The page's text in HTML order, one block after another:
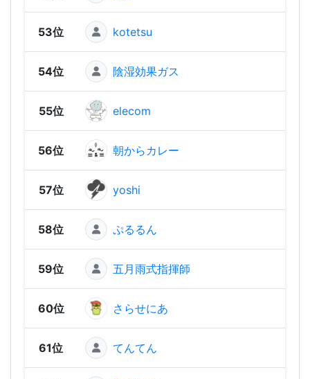
53位 kotetsu
54位 陰湿効果ガス
55位 elecom
56位 朝からカレー
57位 yoshi
58位 ぷるるん
59位 五月雨式指揮師
60位 さらせにあ
61位 てんてん